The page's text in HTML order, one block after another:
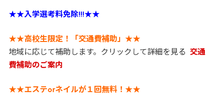
★★入学選考料免除!!!★★
★★高校生限定！「交通費補助」 ★★
地域に応じて補助します。クリックして詳細を見る 交通
費補助のご案内
★★エステorネイルが１回無料！ ★★